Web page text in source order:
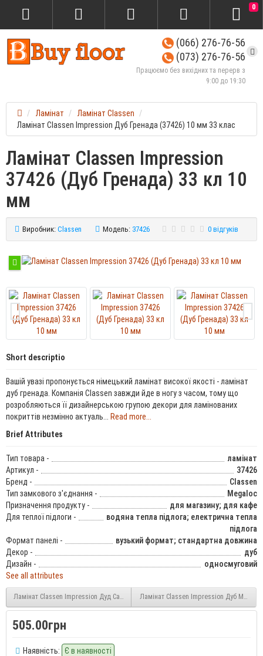
(066) 276-76-56
(073) 276-76-56
Працюємо без вихідних та перерв з
9:00 до 19:30
0
Ламінат
Ламінат Classen
Ламінат Classen Impression Дуб Гренада (37426) 10 мм 33 клас
Ламінат Classen Impression
37426 (Дуб Гренада) 33 кл 10
мм
Виробник: Classen Модель: 37426 0 відгуків
Short descriptio
Вашій увазі пропонується німецький ламінат високої якості - ламінат
дуб гренада. Компанія Classen завжди йде в ногу з часом, тому що
розробляються її дизайнерською групою декори для ламінованих
покриттів незмінно актуаль... Read more...
Brief Attributes
Тип товара -
ламінат
Артикул -
37426
Бренд -
Classen
Тип замкового з'єднання -
Megaloc
Призначення продукту -
для магазину; для кафе
Для теплої підлоги -
водяна тепла підлога; електрична тепла
підлога
Формат панелі -
вузький формат; стандартна довжина
Декор -
дуб
Дизайн -
односмуговий
See all attributes
Ламінат Classen Impression Дуд Сантана (37424) 10 мм 33 клас
Ламінат Classen Impression Дуб
505.00грн
Наявність: Є в наявності